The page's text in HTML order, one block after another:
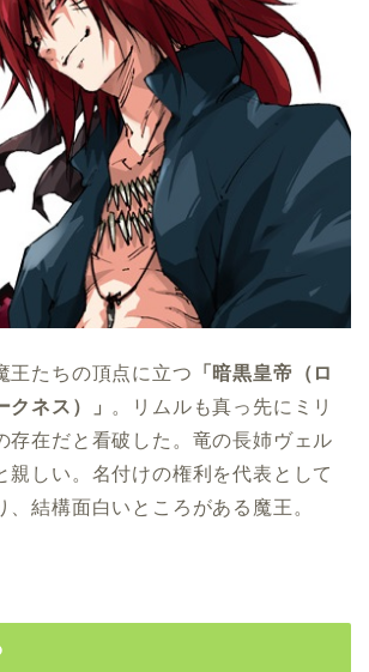
王たちの頂点に立つ 「暗黒皇帝（ロ
クネス）」 。リムルも真っ先にミリ
存在だと看破した。竜の長姉ヴェル
親しい。名付けの権利を代表として
、結構面白いところがある魔王。